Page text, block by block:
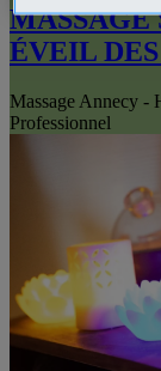
MASSAGE
ÉVEIL DES
Massage Annecy -
Professionnel